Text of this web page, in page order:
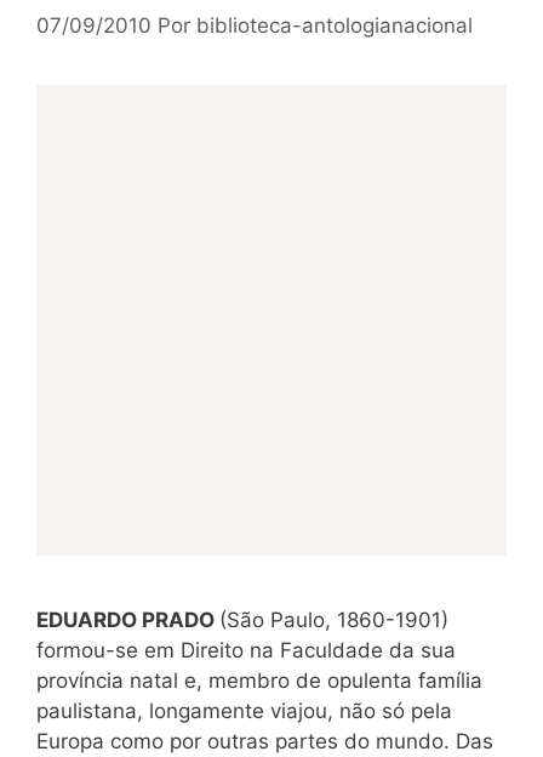
07/09/2010 Por biblioteca-antologianacional
EDUARDO PRADO (São Paulo, 1860-1901)
formou-se em Direito na Faculdade da sua
província natal e, membro de opulenta família
paulistana, longamente viajou, não só pela
Europa como por outras partes do mundo. Das